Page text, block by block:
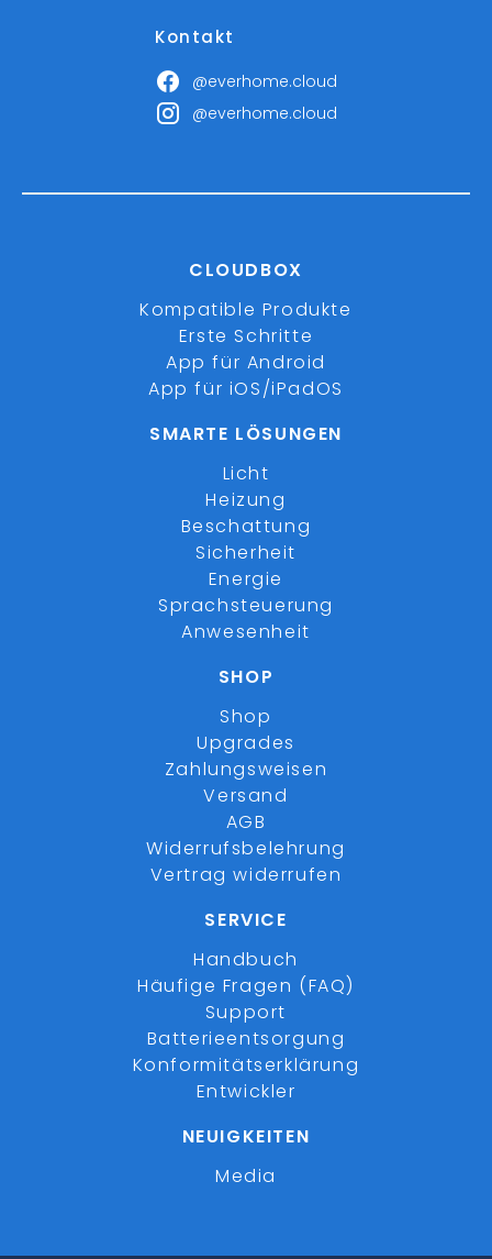
Kontakt
@everhome.cloud
@everhome.cloud
CLOUDBOX
Kompatible Produkte
Erste Schritte
App für Android
App für iOS/iPadOS
SMARTE LÖSUNGEN
Licht
Heizung
Beschattung
Sicherheit
Energie
Sprachsteuerung
Anwesenheit
SHOP
Shop
Upgrades
Zahlungsweisen
Versand
AGB
Widerrufsbelehrung
Vertrag widerrufen
SERVICE
Handbuch
Häufige Fragen (FAQ)
Support
Batterieentsorgung
Konformitätserklärung
Entwickler
NEUIGKEITEN
Media